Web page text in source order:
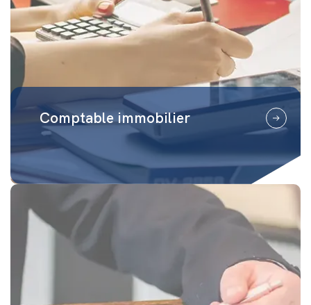
Comptable immobilier